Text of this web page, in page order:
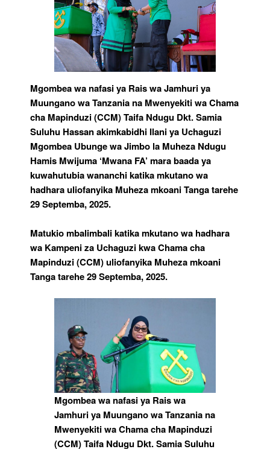
Mgombea wa nafasi ya Rais wa Jamhuri ya
Muungano wa Tanzania na Mwenyekiti wa Chama
cha Mapinduzi (CCM) Taifa Ndugu Dkt. Samia
Suluhu Hassan akimkabidhi Ilani ya Uchaguzi
Mgombea Ubunge wa Jimbo la Muheza Ndugu
Hamis Mwijuma ‘Mwana FA’ mara baada ya
kuwahutubia wananchi katika mkutano wa
hadhara uliofanyika Muheza mkoani Tanga tarehe
29 Septemba, 2025.
Matukio mbalimbali katika mkutano wa hadhara
wa Kampeni za Uchaguzi kwa Chama cha
Mapinduzi (CCM) uliofanyika Muheza mkoani
Tanga tarehe 29 Septemba, 2025.
Mgombea wa nafasi ya Rais wa
Jamhuri ya Muungano wa Tanzania na
Mwenyekiti wa Chama cha Mapinduzi
(CCM) Taifa Ndugu Dkt. Samia Suluhu